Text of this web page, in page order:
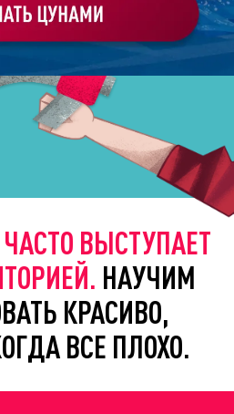
ЧАСТО ВЫСТУПАЕТ
НАУЧИМ
КРАСИВО,
ВСЕ ПЛОХО.